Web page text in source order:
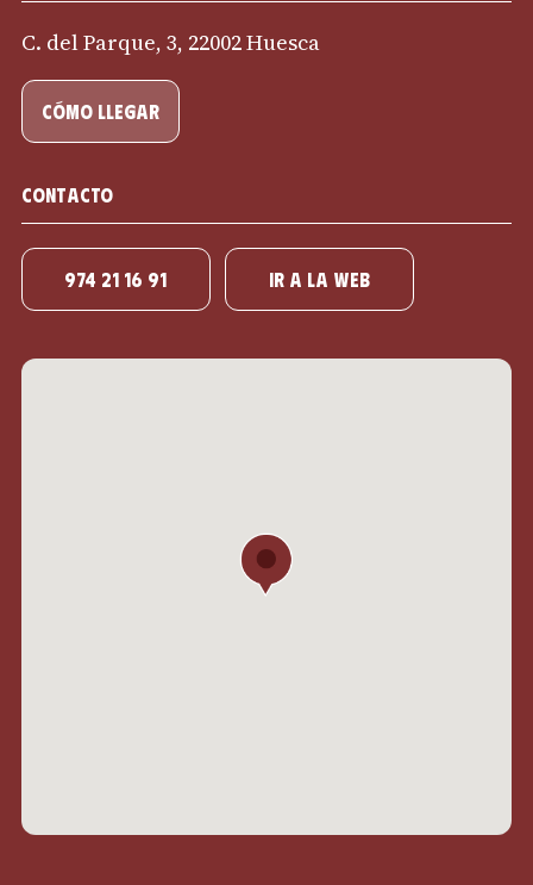
C. del Parque, 3, 22002 Huesca
cómo llegar
Contacto
974 21 16 91 IR A LA WEB